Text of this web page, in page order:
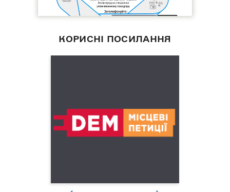
КОРИСНІ ПОСИЛАННЯ